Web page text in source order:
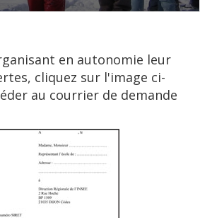
en autonomie leur
cliquez sur l'image ci-
au courrier de demande